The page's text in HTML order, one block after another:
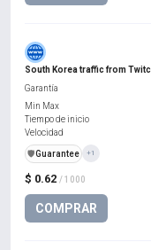
South Korea traffic from
$ 0.62 / 1000
COMPRAR
Garantía
Min Max
Tiempo de inicio
Velocidad
️🛡️Guarantee +1